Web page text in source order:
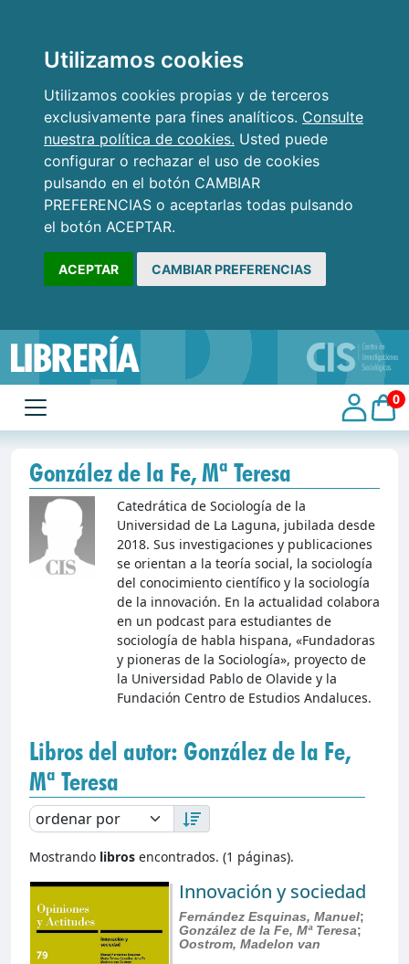
Utilizamos cookies
Utilizamos cookies propias y de terceros
exclusivamente para fines analíticos. Consulte
nuestra política de cookies. Usted puede
configurar o rechazar el uso de cookies
pulsando en el botón CAMBIAR
PREFERENCIAS o aceptarlas todas pulsando
el botón ACEPTAR.
ACEPTAR CAMBIAR PREFERENCIAS
0
González de la Fe, Mª Teresa
Catedrática de Sociología de la
Universidad de La Laguna, jubilada desde
2018. Sus investigaciones y publicaciones
se orientan a la teoría social, la sociología
del conocimiento científico y la sociología
de la innovación. En la actualidad colabora
en un podcast para estudiantes de
sociología de habla hispana, «Fundadoras
y pioneras de la Sociología», proyecto de
la Universidad Pablo de Olavide y la
Fundación Centro de Estudios Andaluces.
Libros del autor: González de la Fe,
Mª Teresa
Mostrando libros encontrados. (1 páginas).
Innovación y sociedad
Fernández Esquinas, Manuel;
González de la Fe, Mª Teresa;
Oostrom, Madelon van